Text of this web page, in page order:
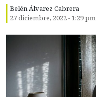
Belén Álvarez Cabrera
27 diciembre, 2022 - 1:29 pm